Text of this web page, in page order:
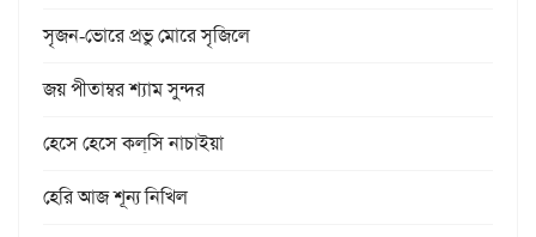
সৃজন-ভোরে প্রভু মোরে সৃজিলে
জয় পীতাম্বর শ্যাম সুন্দর
হেসে হেসে কল্‌সি নাচাইয়া
হেরি আজ শূন্য নিখিল